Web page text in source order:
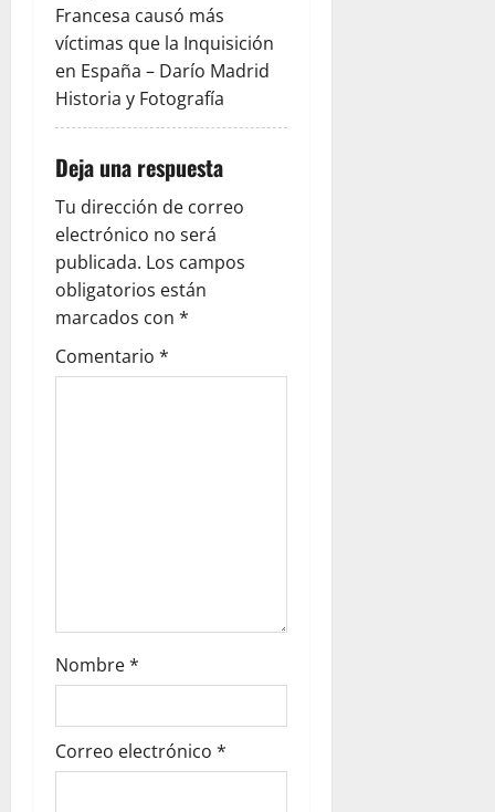
e
e
n
t
r
a
d
a
Francesa causó más
víctimas que la Inquisición
en España – Darío Madrid
Historia y Fotografía
Deja una respuesta
Tu dirección de correo
electrónico no será
publicada. Los campos
obligatorios están
marcados con *
Comentario *
Nombre*
Correo electrónico *